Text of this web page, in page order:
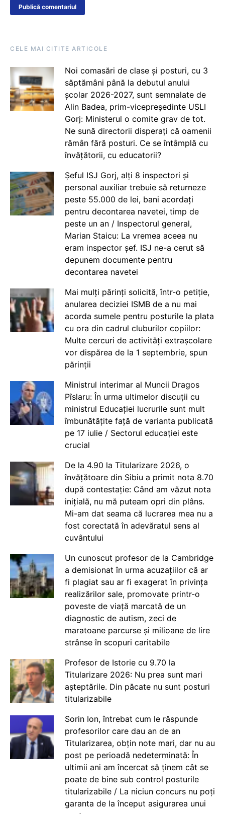
CELE MAI CITITE ARTICOLE
Noi comasări de clase și posturi, cu 3
săptămâni până la debutul anului
școlar 2026-2027, sunt semnalate de
Alin Badea, prim-vicepreședinte USLI
Gorj: Ministerul o comite grav de tot.
Ne sună directorii disperați că oamenii
rămân fără posturi. Ce se întâmplă cu
învățătorii, cu educatorii?
Șeful ISJ Gorj, alți 8 inspectori și
personal auxiliar trebuie să returneze
peste 55.000 de lei, bani acordați
pentru decontarea navetei, timp de
peste un an / Inspectorul general,
Marian Staicu: La vremea aceea nu
eram inspector șef. ISJ ne-a cerut să
depunem documente pentru
decontarea navetei
Mai mulți părinți solicită, într-o petiție,
anularea deciziei ISMB de a nu mai
acorda sumele pentru posturile la plata
cu ora din cadrul cluburilor copiilor:
Multe cercuri de activități extrașcolare
vor dispărea de la 1 septembrie, spun
părinții
Ministrul interimar al Muncii Dragos
Pîslaru: În urma ultimelor discuții cu
ministrul Educației lucrurile sunt mult
îmbunătățite față de varianta publicată
pe 17 iulie / Sectorul educației este
crucial
De la 4.90 la Titularizare 2026, o
învățătoare din Sibiu a primit nota 8.70
după contestație: Când am văzut nota
inițială, nu mă puteam opri din plâns.
Mi-am dat seama că lucrarea mea nu a
fost corectată în adevăratul sens al
cuvântului
Un cunoscut profesor de la Cambridge
a demisionat în urma acuzațiilor că ar
fi plagiat sau ar fi exagerat în privința
realizărilor sale, promovate printr-o
poveste de viață marcată de un
diagnostic de autism, zeci de
maratoane parcurse și milioane de lire
strânse în scopuri caritabile
Profesor de Istorie cu 9.70 la
Titularizare 2026: Nu prea sunt mari
așteptările. Din păcate nu sunt posturi
titularizabile
Sorin Ion, întrebat cum le răspunde
profesorilor care dau an de an
Titularizarea, obțin note mari, dar nu au
post pe perioadă nedeterminată: În
ultimii ani am încercat să ținem cât se
poate de bine sub control posturile
titularizabile / La niciun concurs nu poți
garanta de la început asigurarea unui